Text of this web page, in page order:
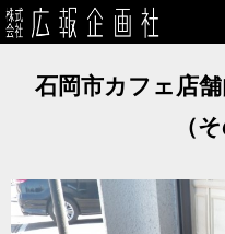
石岡市カフェ店
（